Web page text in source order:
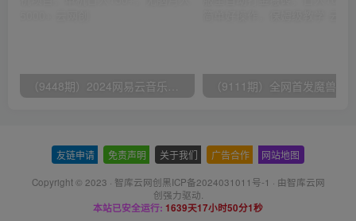
友链申请 免责声明 关于我们 广告合作 网站地图
Copyright © 2023 · 智库云网创黑ICP备2024031011号-1 · 由智库云网
创强力驱动.
本站已安全运行: 1639天17小时50分1秒